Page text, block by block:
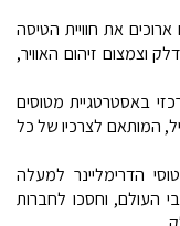
ארוכים את חוויית הטיסה
והמועדפת, תוך חסכון של עד 10% בדלק וצמצום זיהום האוויר,
787 הינה חלק מרכזי באסטרטגיית מטוסים
המותאם לצרכיו של כל
2011, הטיסו מטוסי הדרימליינר למעלה
ליותר מ-530 יעדים ברחבי העולם, וחסכו לחברות